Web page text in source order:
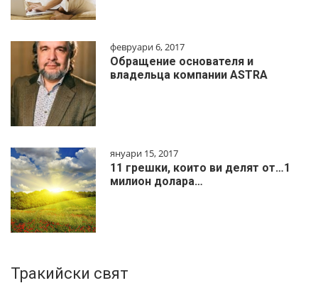
февруари 6, 2017
Обращение основателя и
владельца компании ASTRA
януари 15, 2017
11 грешки, които ви делят от…1
милиoн дoлapa…
Тракийски свят